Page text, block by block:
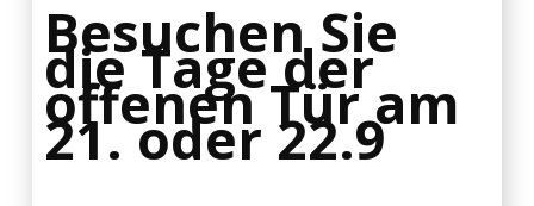
Besuchen Sie
die Tage der
offenen Tür am
21. oder 22.9